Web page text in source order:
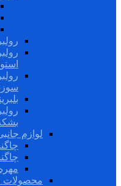
لوازم
محصولات